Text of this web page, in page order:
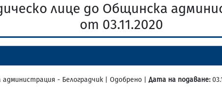
лице до Общинска
от 03.11.2020
администрация - Белоградчик | Одобрено | Дата на подаване: